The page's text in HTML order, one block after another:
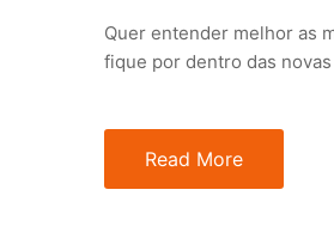
Quer entender melhor as
fique por dentro das
Read More